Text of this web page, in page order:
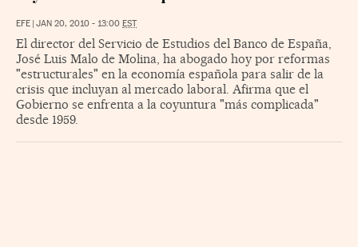
EFE | JAN 20, 2010 - 13:00 EST
El director del Servicio de Estudios del Banco de España,
José Luis Malo de Molina, ha abogado hoy por reformas
"estructurales" en la economía española para salir de la
crisis que incluyan al mercado laboral. Afirma que el
Gobierno se enfrenta a la coyuntura "más complicada"
desde 1959.